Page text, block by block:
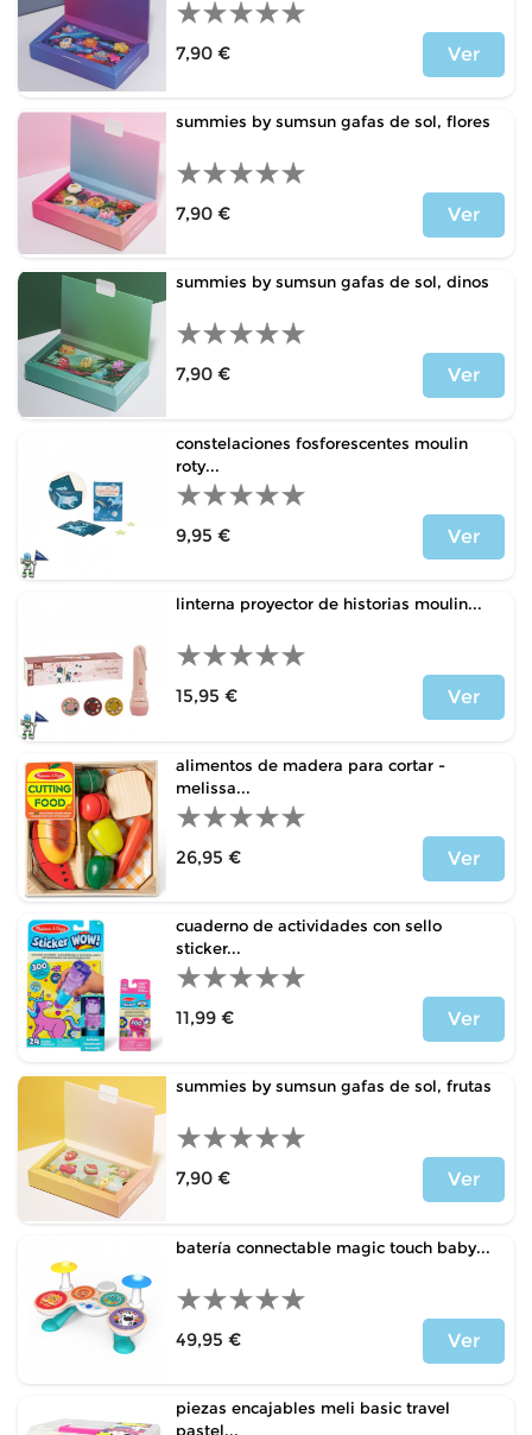
7,90 €
Ver
summies by sumsun gafas de sol, flores
7,90 €
Ver
summies by sumsun gafas de sol, dinos
7,90 €
Ver
constelaciones fosforescentes moulin
roty...
9,95 €
Ver
linterna proyector de historias moulin...
15,95 €
Ver
alimentos de madera para cortar -
melissa...
26,95 €
Ver
cuaderno de actividades con sello
sticker...
11,99 €
Ver
summies by sumsun gafas de sol, frutas
7,90 €
Ver
batería connectable magic touch baby...
49,95 €
Ver
piezas encajables meli basic travel
pastel...